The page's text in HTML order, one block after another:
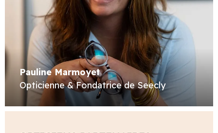
Pauline Marmoyet
Opticienne & Fondatrice de Seecly